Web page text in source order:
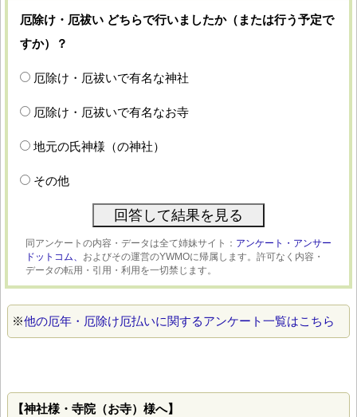
厄除け・厄祓い どちらで行いましたか（または行う予定で
すか）？
厄除け・厄祓いで有名な神社
厄除け・厄祓いで有名なお寺
地元の氏神様（の神社）
その他
同アンケートの内容・データは全て姉妹サイト： アンケート・アンサー
ドットコム、 およびその運営のYWMOに帰属します。許可なく内容・
データの転用・引用・利用を一切禁じます。
※他の厄年・厄除け厄払いに関するアンケート一覧はこちら
【神社様・寺院（お寺）様へ】